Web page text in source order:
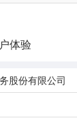
体验
股份有限公司